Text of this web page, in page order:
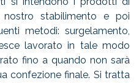
stabilimento e poi
metodi: surgelamento,
lavorato in tale modo
fino a quando non sarà
confezione finale. Si tratta